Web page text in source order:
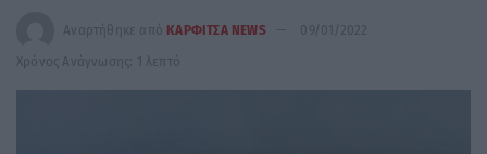
Αναρτήθηκε από ΚΑΡΦΙΤΣΑ NEWS
09/01/2022
Χρόνος Ανάγνωσης: 1 λεπτό